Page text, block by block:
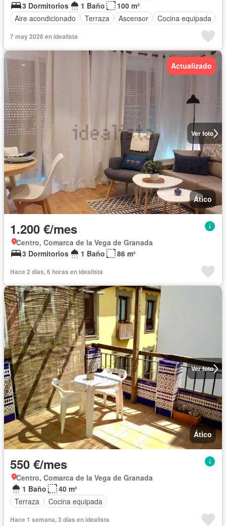
3 Dormitorios
1 Baño
100 m²
Aire acondicionado
Terraza Ascensor Cocina equipada
7 may 2026 en idealista
Ver foto
Actualizado
Ático
1.200 €/mes
Centro, Comarca de la Vega de Granada
3 Dormitorios
1 Baño 86 m²
Hace 2 días, 6 horas en idealista
Ver foto
Ático
550 €/mes
Centro, Comarca de la Vega de Granada
1 Baño
40 m²
Terraza
Cocina equipada
Hace 1 semana, 3 días en idealista